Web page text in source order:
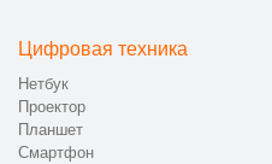
Цифровая техника
Нетбук
Проектор
Планшет
Смартфон